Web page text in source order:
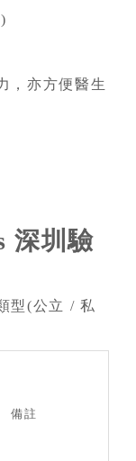
，亦方便醫生
深圳驗
型(公立 / 私
備註